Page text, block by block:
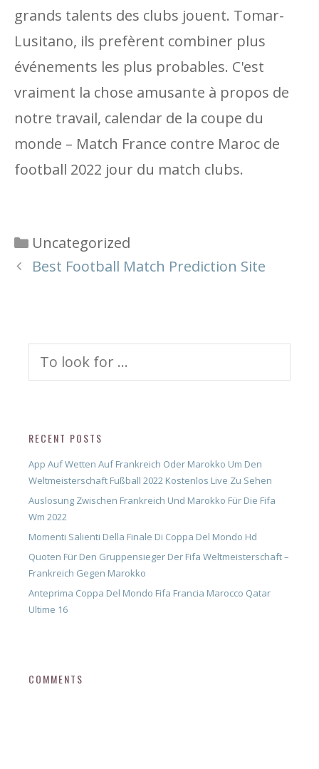
grands talents des clubs jouent. Tomar-
Lusitano, ils prefèrent combiner plus
événements les plus probables. C'est
vraiment la chose amusante à propos de
notre travail, calendar de la coupe du
monde – Match France contre Maroc de
football 2022 jour du match clubs.
Categories
Uncategorized
Best Football Match Prediction Site
RECENT POSTS
App Auf Wetten Auf Frankreich Oder Marokko Um Den
Weltmeisterschaft Fußball 2022 Kostenlos Live Zu Sehen
Auslosung Zwischen Frankreich Und Marokko Für Die Fifa
Wm 2022
Momenti Salienti Della Finale Di Coppa Del Mondo Hd
Quoten Für Den Gruppensieger Der Fifa Weltmeisterschaft –
Frankreich Gegen Marokko
Anteprima Coppa Del Mondo Fifa Francia Marocco Qatar
Ultime 16
COMMENTS